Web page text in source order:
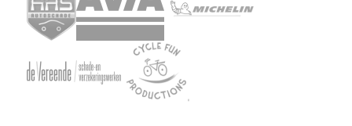
verder
over
partners